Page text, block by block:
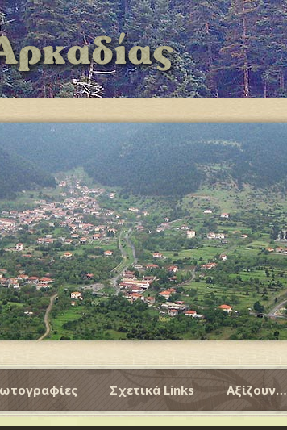
Σχετικά Links Αξίζουν…